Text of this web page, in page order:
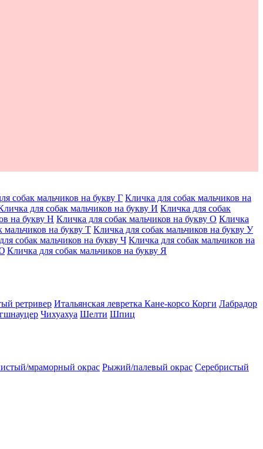
собак мальчиков на букву Г Кличка для собак мальчиков на
для собак мальчиков на букву И Кличка для собак
на букву Н Кличка для собак мальчиков на букву О Кличка
мальчиков на букву Т Кличка для собак мальчиков на букву У
собак мальчиков на букву Ч Кличка для собак мальчиков на
Кличка для собак мальчиков на букву Я
ретривер Итальянская левретка Кане-корсо Корги Лабрадор
Чихуахуа Шелти Шпиц
мраморный окрас Рыжий/палевый окрас Серебристый